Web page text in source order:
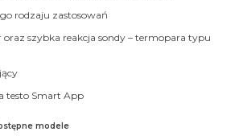
rodzaju zastosowań
szybka reakcja sondy – termopara typu
testo Smart App
modele